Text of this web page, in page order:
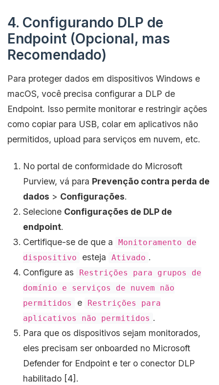
4. Configurando DLP de
Endpoint (Opcional, mas
Recomendado)
Para proteger dados em dispositivos Windows e
macOS, você precisa configurar a DLP de
Endpoint. Isso permite monitorar e restringir ações
como copiar para USB, colar em aplicativos não
permitidos, upload para serviços em nuvem, etc.
No portal de conformidade do Microsoft
Purview, vá para Prevenção contra perda de
dados > Configurações.
Selecione Configurações de DLP de
endpoint.
Certifique-se de que a
Monitoramento de
dispositivo
esteja Ativado .
Configure as
Restrições para grupos de
domínio e serviços de nuvem não
permitidos
e
Restrições para
aplicativos não permitidos .
Para que os dispositivos sejam monitorados,
eles precisam ser onboarded no Microsoft
Defender for Endpoint e ter o conector DLP
habilitado [4].